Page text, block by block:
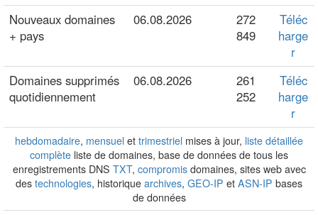
Nouveaux domaines
+ pays
06.08.2026
272
849
Téléc
harge
r
Domaines supprimés
quotidiennement
06.08.2026
261
252
Téléc
harge
r
hebdomadaire, mensuel et trimestriel mises à jour, liste détaillée
complète liste de domaines, base de données de tous les
enregistrements DNS TXT, compromisdomaines, sites web avec
des technologies, historique archives, GEO-IP et ASN-IP bases
de données